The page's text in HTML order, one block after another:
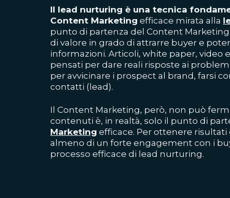
Il lead nurturing è una tecnica
Content Marketing efficace mirata alla
punto di partenza del Content
di valore in grado di attrarre buyer e
informazioni. Articoli, white paper, video
pensati per dare reali risposte ai
per avvicinare i prospect al brand, farsi
contatti (lead).
Il Content Marketing, però, non può
contenuti è, in realtà, solo il punto di
Marketing efficace. Per ottenere
almeno di un forte engagement con i
processo efficace di lead nurturing.